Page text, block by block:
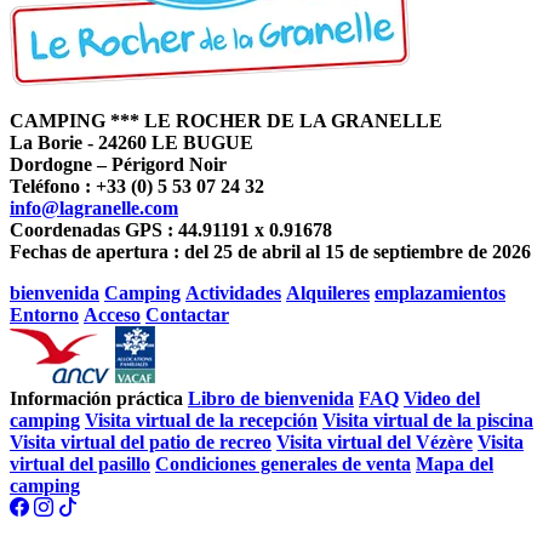
CAMPING *** LE ROCHER DE LA GRANELLE
La Borie - 24260 LE BUGUE
Dordogne – Périgord Noir
Teléfono : +33 (0) 5 53 07 24 32
info@lagranelle.com
Coordenadas GPS : 44.91191 x 0.91678
Fechas de apertura : del 25 de abril al 15 de septiembre de 2026
bienvenida Camping Actividades Alquileres emplazamientos
Entorno Acceso Contactar
Información práctica Libro de bienvenida FAQ Video del
camping Visita virtual de la recepción Visita virtual de la piscina
Visita virtual del patio de recreo Visita virtual del Vézère Visita
virtual del pasillo Condiciones generales de venta Mapa del
camping